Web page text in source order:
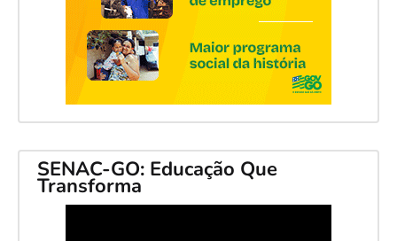
SENAC-GO: Educação Que
Transforma